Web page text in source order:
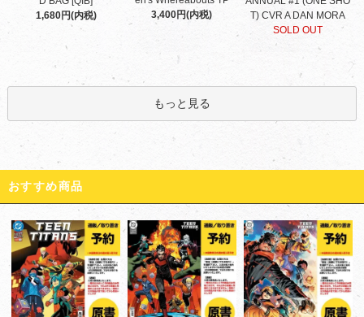
1,680円(内税)
3,400円(内税)
T) CVR A DAN MORA
SOLD OUT
もっと見る
おすすめ商品